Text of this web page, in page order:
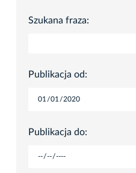
Szukana fraza:
Publikacja od:
Publikacja do: